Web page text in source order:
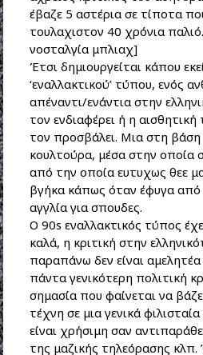
έβαζε 5 αστέρια σε τίποτα
τουλαχιστον 40 χρόνια
νοσταλγία μπλιαχ]
Έτσι δημιουργείται κάπου
‘εναλλακτικού’ τύπου, ενός
απέναντι/ενάντια στην
τον ενδιαφέρει ή η
τον προσβάλει. Μια στη βάση
κουλτούρα, μέσα στην
από την οποία ευτυχως θεε
βγήκα κάπως όταν έφυγα από
αγγλία για σπουδες.
Ο 90s εναλλακτικός τύπος
καλά, η κριτική στην
παραπάνω δεν είναι αμελητέα
πάντα γενικότερη πολιτική
σημασία που φαίνεται να
τέχνη σε μια γενικά
είναι χρήσιμη σαν
της μαζικής τηλεόρασης